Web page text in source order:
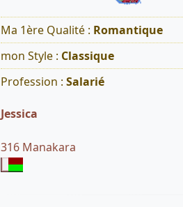
Ma 1ère Qualité : Romantique
mon Style : Classique
Profession : Salarié
Jessica
316 Manakara